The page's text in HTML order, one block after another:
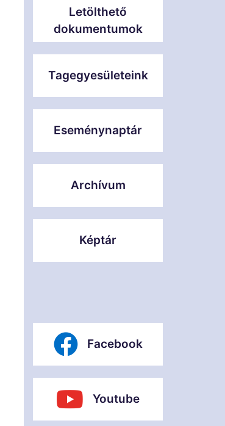
Letölthető
dokumentumok
Tagegyesületeink
Eseménynaptár
Archívum
Képtár
Facebook
Youtube